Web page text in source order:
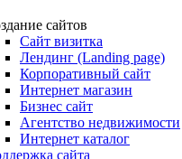
сайтов
Сайт визитка
Лендинг (Landing page)
Корпоративный сайт
Интернет магазин
Бизнес сайт
Агентство недвижимости
Интернет каталог
сайта